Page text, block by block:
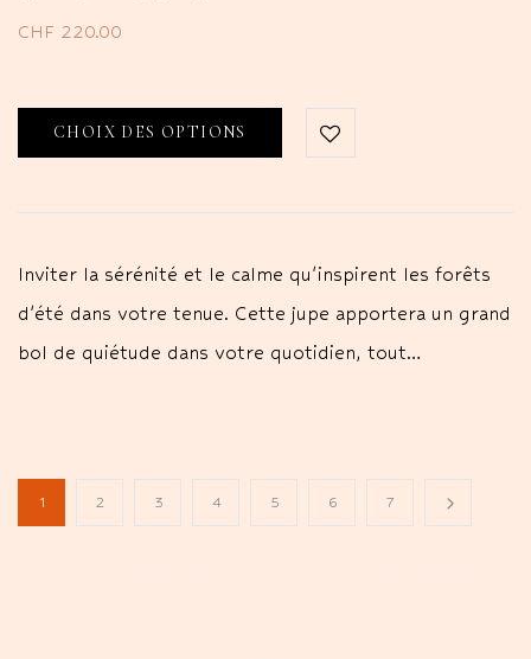
CHF 220.00
CHOIX DES OPTIONS
Inviter la sérénité et le calme qu'inspirent les forêts
d'été dans votre tenue. Cette jupe apportera un grand
bol de quiétude dans votre quotidien, tout…
1 2 3 4 5 6 7